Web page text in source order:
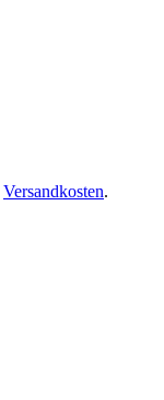
Versandkosten.